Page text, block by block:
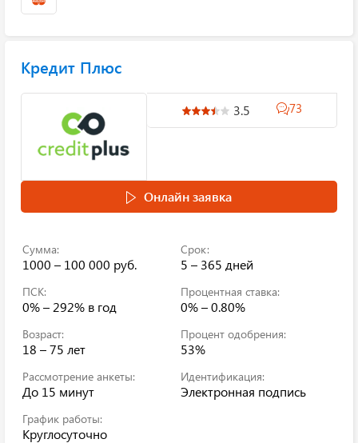
Кредит Плюс
3.5 73
Онлайн заявка
Сумма:
1000 – 100 000 руб.
Срок:
5 – 365 дней
ПСК:
0% – 292% в год
Процентная ставка:
0% – 0.80%
Возраст:
18 – 75 лет
Процент одобрения:
53%
Рассмотрение анкеты:
До 15 минут
Идентификация:
Электронная подпись
График работы:
Круглосуточно